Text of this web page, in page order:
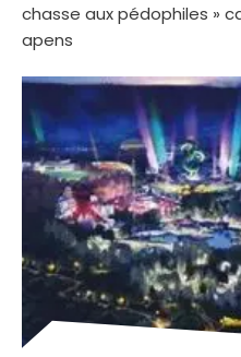
chasse aux pédophiles »
apens